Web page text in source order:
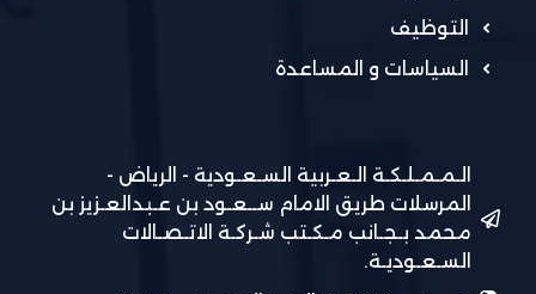
التوظيف
السياسات و المساعدة
الـمـمـلـكـة الـعـربية السـعـودية - الرياض -
المرسلات طريق الامام ســعـود بن عـبدالعـزيز بن
محمد بـجـانب مـكـتب شـركـة الاتـصـالات
السـعـوديـة.